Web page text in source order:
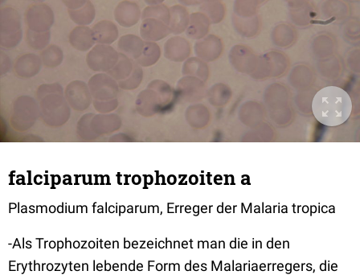
falciparum trophozoiten a
Plasmodium falciparum, Erreger der Malaria tropica
-Als Trophozoiten bezeichnet man die in den
Erythrozyten lebende Form des Malariaerregers, die